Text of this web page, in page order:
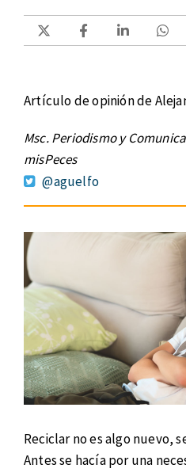
Artículo de opinión de
Msc. Periodismo y
misPeces
@aguelfo
Reciclar no es algo nuevo,
Antes se hacía por una